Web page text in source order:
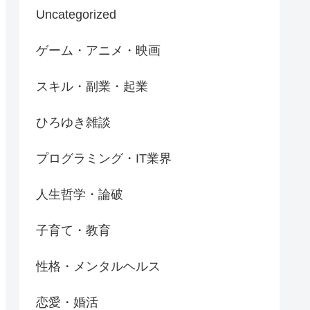
Uncategorized
ゲーム・アニメ・映画
スキル・副業・起業
ひろゆき雑談
プログラミング・IT業界
人生哲学・論破
子育て・教育
性格・メンタルヘルス
恋愛・婚活